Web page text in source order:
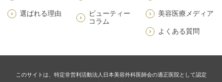
選ばれる理由
ビューティー
コラム
美容医療メディア
よくある質問
このサイトは、特定非営利活動法人日本美容外科医師会の適正医院として認定